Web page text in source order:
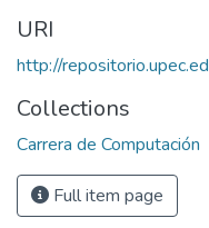
URI
http://
Collections
Carrera de Computación
Full item page